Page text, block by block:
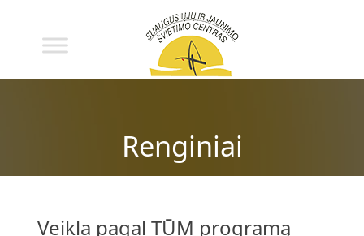
Renginiai
Veikla pagal TŪM programą